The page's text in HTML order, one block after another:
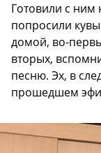
Готовили с ним
попросили
домой, во-
вторых,
песню. Эх, в
прошедшем